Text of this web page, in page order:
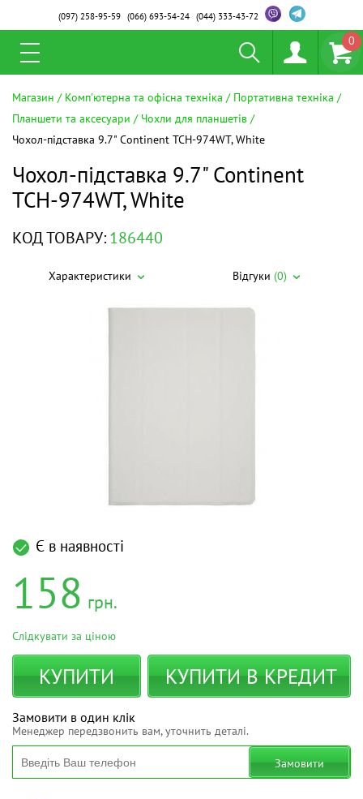
(097)258-95-59 (066)693-54-24 (044)333-43-72
0
Магазин Комп'ютерна та офісна техніка
Портативна техніка
Планшети та аксесуари
Чохли для планшетів
Чохол-підставка 9.7" Continent TCH-974WT, White
Чохол-підставка 9.7" Continent
TCH-974WT, White
КОД ТОВАРУ:186440
Характеристики Відгуки (0)
Є в наявності
158 грн.
Слідкувати за ціною
КУПИТИ КУПИТИ В КРЕДИТ
Замовити в один клік
Менеджер передзвонить вам, уточнить деталі.
Замовити